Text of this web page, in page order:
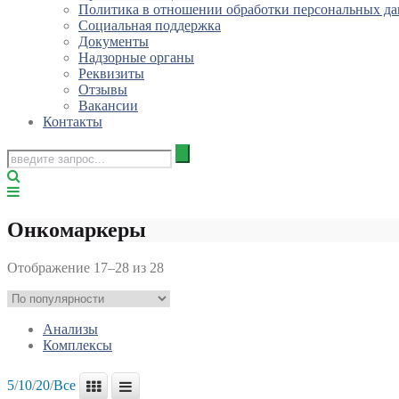
Политика в отношении обработки персональных
Социальная поддержка
Документы
Надзорные органы
Реквизиты
Отзывы
Вакансии
Контакты
Онкомаркеры
Отображение 17–28 из 28
Анализы
Комплексы
5/10/20/Все